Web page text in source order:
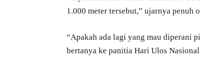
1.000 meter tersebut,” ujarnya penuh
“Apakah ada lagi yang mau diperani
bertanya ke panitia Hari Ulos